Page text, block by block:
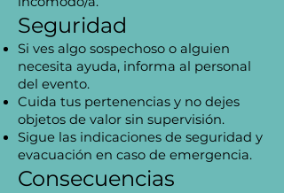
Seguridad
Si ves algo sospechoso o alguien
necesita ayuda, informa al personal
del evento.
Cuida tus pertenencias y no dejes
objetos de valor sin supervisión.
Sigue las indicaciones de seguridad y
evacuación en caso de emergencia.
Consecuencias